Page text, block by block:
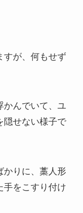
すが、何もせず
かんでいて、ユ
隠せない様子で
かりに、藁人形
手をこすり付け